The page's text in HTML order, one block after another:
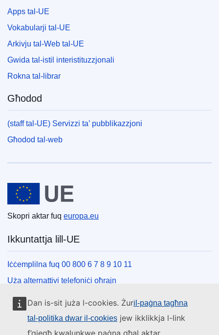
Dan is-sit juża l-cookies. Żuril-paġna tagħna
tal-politika dwar il-cookies jew ikklikkja l-link
f’qiegħ kwalunkwe paġna għal aktar
Apps tal-UE
Vokabularji tal-UE
Arkivju tal-Web tal-UE
Gwida tal-istil interistituzzjonali
Rokna tal-librar
Għodod
(staff tal-UE) Servizzi ta’ pubblikazzjoni
Għodod tal-web
Unjoni Ewropea
Skopri aktar fuq europa.eu
Ikkuntattja lill-UE
Iċċemplilna fuq 00 800 6 7 8 9 10 11
Uża alternattivi telefoniċi oħrajn
Iktbilna permezz tal-formola ta’ kuntatt tagħna
Iltaqa’ magħna f’wieħed miċ-ċentri tal-UE